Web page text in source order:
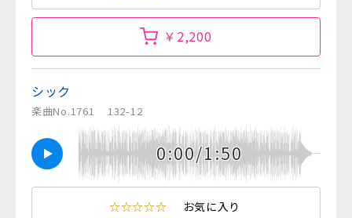
￥2,200
シック
楽曲No.1761 132-12
0:00/1:50
☆☆☆☆☆ お気に入り